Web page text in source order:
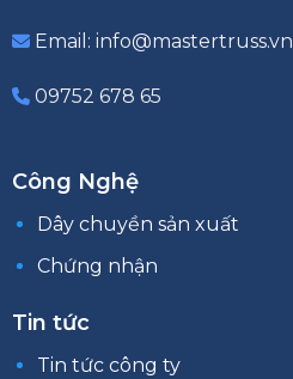
Email: info@mastertruss.vn
09752 678 65
Công Nghệ
Dây chuyền sản xuất
Chứng nhận
Tin tức
Tin tức công ty